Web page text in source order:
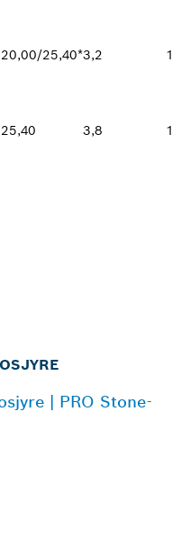
20,00/25,40*3,2
25,40 3,8
| PRO Stone-